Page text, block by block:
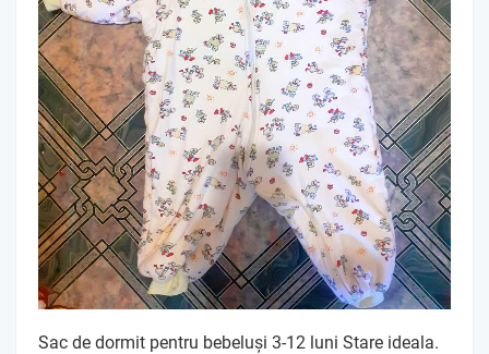
Sac de dormit pentru bebeluşi 3-12 luni Stare ideala.